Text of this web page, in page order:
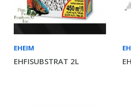
EHEIM
EHFISUBSTRAT 2L